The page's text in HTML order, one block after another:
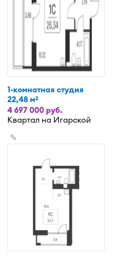
1-комнатная студия
22,48 м2
4 697 000 руб.
Квартал на Игарской
✎